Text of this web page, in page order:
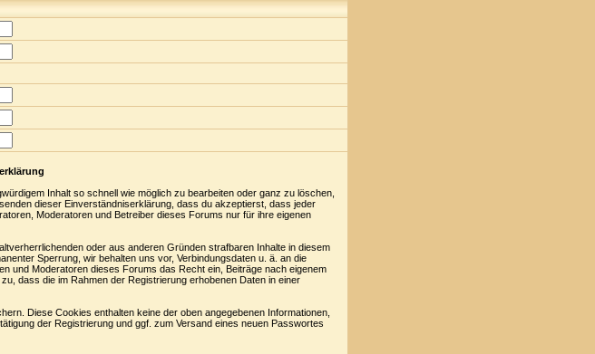
Inhalt so schnell wie möglich zu bearbeiten oder ganz zu löschen,
dieser Einverständniserklärung, dass du akzeptierst, dass jeder
Moderatoren und Betreiber dieses Forums nur für ihre eigenen
oder aus anderen Gründen strafbaren Inhalte in diesem
Sperrung, wir behalten uns vor, Verbindungsdaten u. ä. an die
und Moderatoren dieses Forums das Recht ein, Beiträge nach eigenem
dass die im Rahmen der Registrierung erhobenen Daten in einer
Diese Cookies enthalten keine der oben angegebenen Informationen,
der Registrierung und ggf. zum Versand eines neuen Passwortes